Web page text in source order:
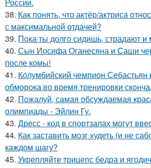
38. Как понять, что актёр/актриса
с максимальной отдачей?
39. Пока ты долго сидишь, страдают и
40. Сын Иосифа Оганесяна и Саши
после комы!
41. Колумбийский чемпион Себастьян
обморока во время тренировки
42. Пожалуй, самая обсуждаемая
олимпиады - Эйлин Гу.
43. Дресс - код в спортзалах могут
44. Как заставить мозг худеть (и не
каждом шагу?
45. Укрепляйте трицепс бедра и